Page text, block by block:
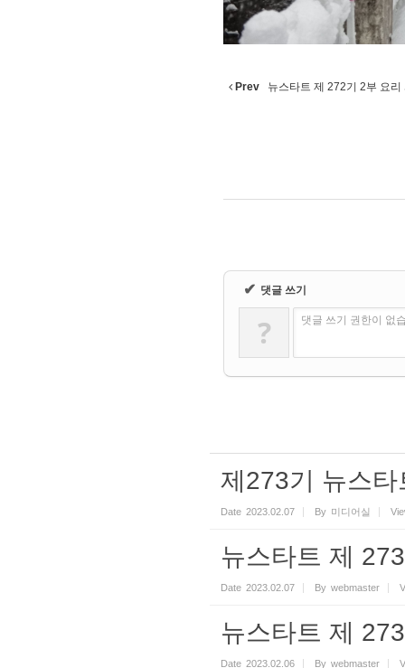
Prev 뉴스타트 제 272기 2부 요
✔ 댓글 쓰기
? 댓글 쓰기 권한이 없
제273기 뉴스
Date 2023.02.07 By 미디어실
뉴스타트 제
Date 2023.02.07 By webmaster
뉴스타트 제
Date 2023.02.06 By webmaster